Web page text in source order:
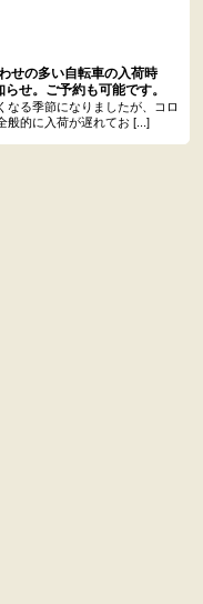
せの多い自転車の入荷時
せ。ご予約も可能です。
なる季節になりましたが、コロ
般的に入荷が遅れてお [...]